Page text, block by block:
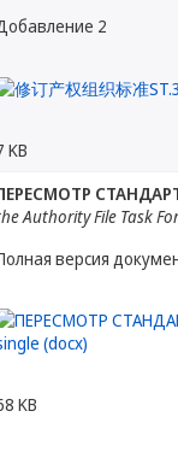
2
KB
Authority File Task
версия
KB